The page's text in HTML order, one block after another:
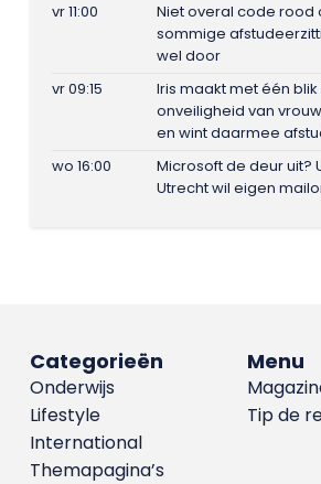
vr 11:00
Niet overal code rood
sommige
wel door
vr 09:15
Iris maakt met één
onveiligheid van
en wint daarmee
wo 16:00
Microsoft de deur uit?
Utrecht wil eigen
Menu
Tip de
Categorieën
Onderwijs
Lifestyle
International
Themapagina’s